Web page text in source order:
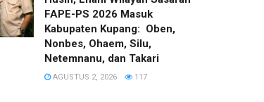
FAPE-PS 2026 Masuk
Kabupaten Kupang: Oben,
Nonbes, Ohaem, Silu,
Netemnanu, dan Takari
AGUSTUS 2, 2026 117